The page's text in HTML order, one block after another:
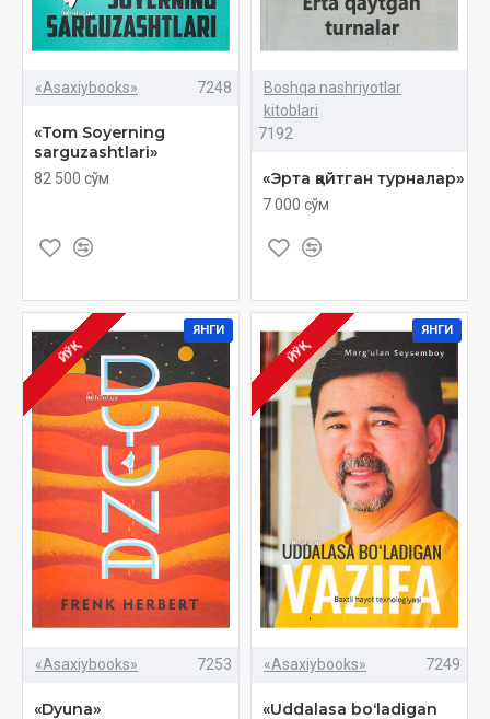
«Asaxiybooks» 7248
«Tom Soyerning
sarguzashtlari»
82 500 сўм
Boshqa nashriyotlar
kitoblari
7192
«Эрта қайтган турналар»
7 000 сўм
ЯНГИ
ЙЎҚ
«Asaxiybooks» 7253
«Dyuna»
ЯНГИ
ЙЎҚ
«Asaxiybooks» 7249
«Uddalasa boʻladigan